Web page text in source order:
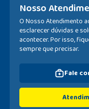
Nosso
O Nosso Atendimento
esclarecer dúvidas e
acontecer. Por isso,
sempre que precisar.
Fale